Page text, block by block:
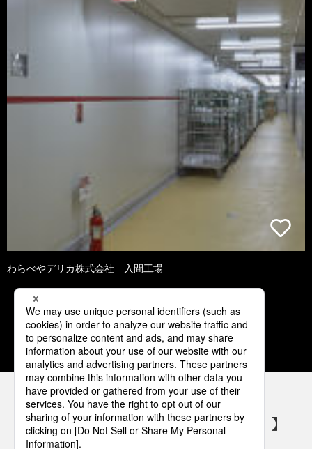
わらべやデリカ株式会社 入間工場
1 2 3 4 5
パナソニックの電気設備 SNSアカウント